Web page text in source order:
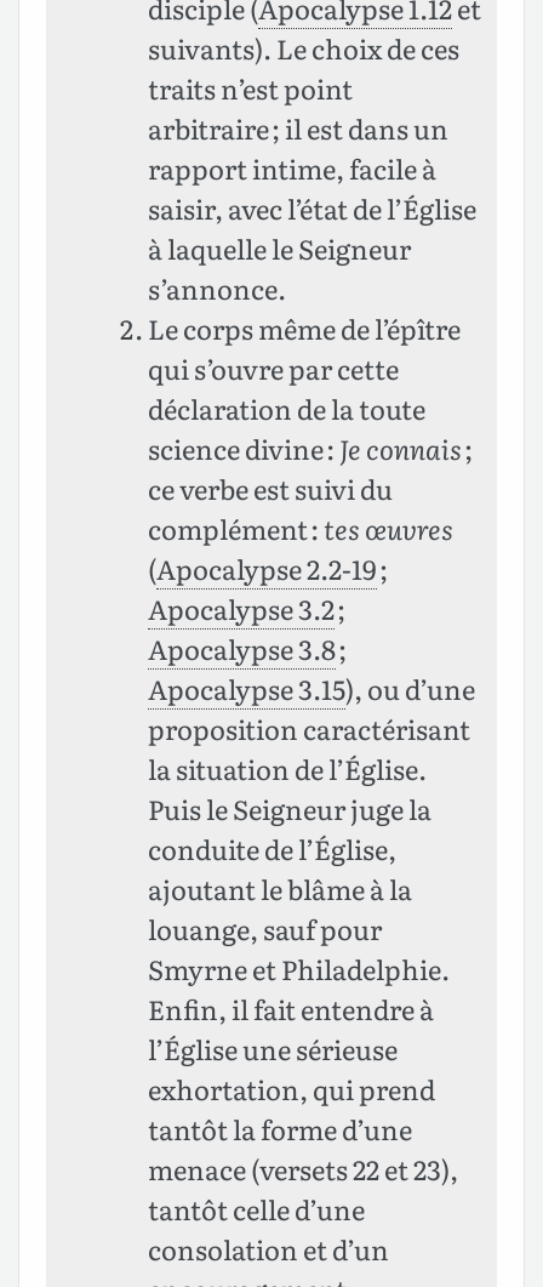
suivants). Le choix de ces
traits n’est point
arbitraire ; il est dans un
rapport intime, facile à
saisir, avec l’état de l’Église
à laquelle le Seigneur
s’annonce.
Le corps même de l’épître
qui s’ouvre par cette
déclaration de la toute
science divine :Je connais;
ce verbe est suivi du
complément :tes œuvres
(Apocalypse 2.2-19;
Apocalypse 3.2;
Apocalypse 3.8;
Apocalypse 3.15), ou d’une
proposition caractérisant
la situation de l’Église.
Puis le Seigneur juge la
conduite de l’Église,
ajoutant le blâme à la
louange, sauf pour
Smyrne et Philadelphie.
Enfin, il fait entendre à
l’Église une sérieuse
exhortation, qui prend
tantôt la forme d’une
menace (versets 22 et 23),
tantôt celle d’une
consolation et d’un